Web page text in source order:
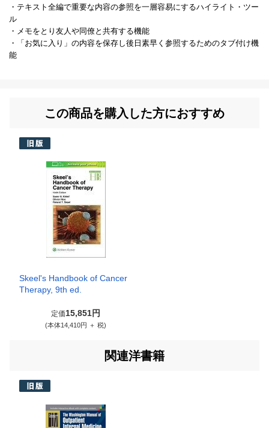
・テキスト全編で重要な内容の参照を一層容易にするハイライト・ツー
ル
・メモをとり友人や同僚と共有する機能
・「お気に入り」の内容を保存し後日素早く参照するためのタブ付け機
能
この商品を購入した方におすすめ
Skeel's Handbook of Cancer
Therapy, 9th ed.
定価15,851円
(本体14,410円 ＋ 税)
関連洋書籍